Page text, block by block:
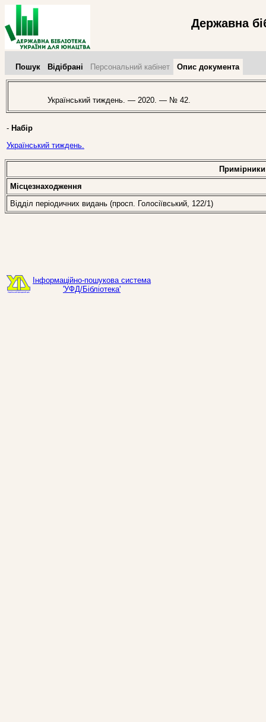
Державна
Пошук Відібрані Персональний кабінет Опис документа
Український тиждень. — 2020. — № 42.
- Набір
Український тиждень.
Примірники
Місцезнаходження
Відділ періодичних видань (просп. Голосіївський, 122/1)
Інформаційно-пошукова система
'УФД/Бібліотека'